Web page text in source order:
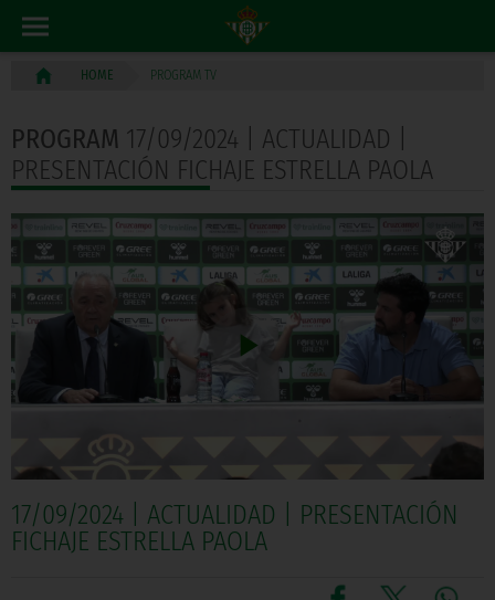
HOME PROGRAM TV
PROGRAM 17/09/2024 | ACTUALIDAD |
PRESENTACIÓN FICHAJE ESTRELLA PAOLA
17/09/2024 | ACTUALIDAD | PRESENTACIÓN
FICHAJE ESTRELLA PAOLA